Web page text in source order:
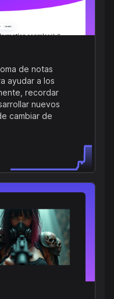
de notas
ayudar a los
recordar
nuevos
cambiar de